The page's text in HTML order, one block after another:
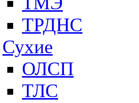
ТРДНС
Сухие
ОЛСП
ТЛС